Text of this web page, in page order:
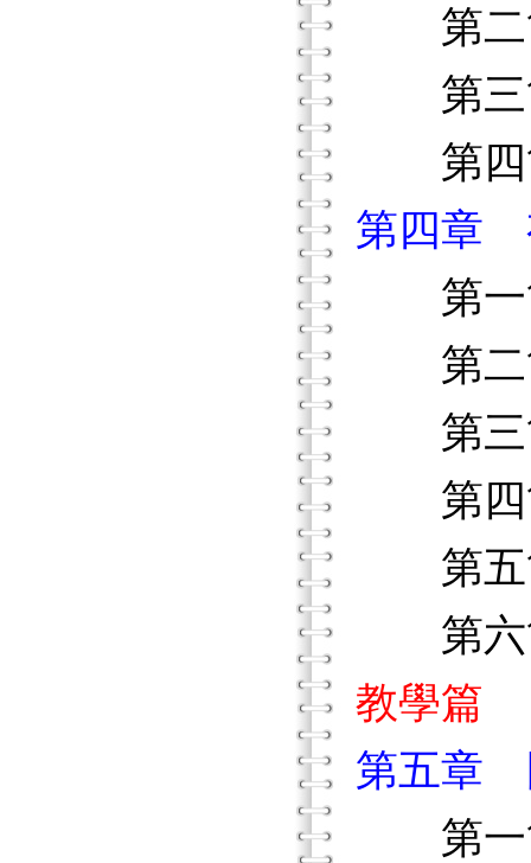
第二
第三
第四
第四章
第一
第二
第三
第四
第五
第六
教學篇
第五章
第一